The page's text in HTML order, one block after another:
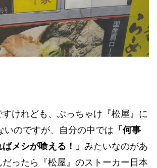
けれども、ぶっちゃけ『松屋』に
いのですが、自分の中では 「何事
メシが喰える！」 みたいなのがあ
ったら『松屋』のストーカー日本